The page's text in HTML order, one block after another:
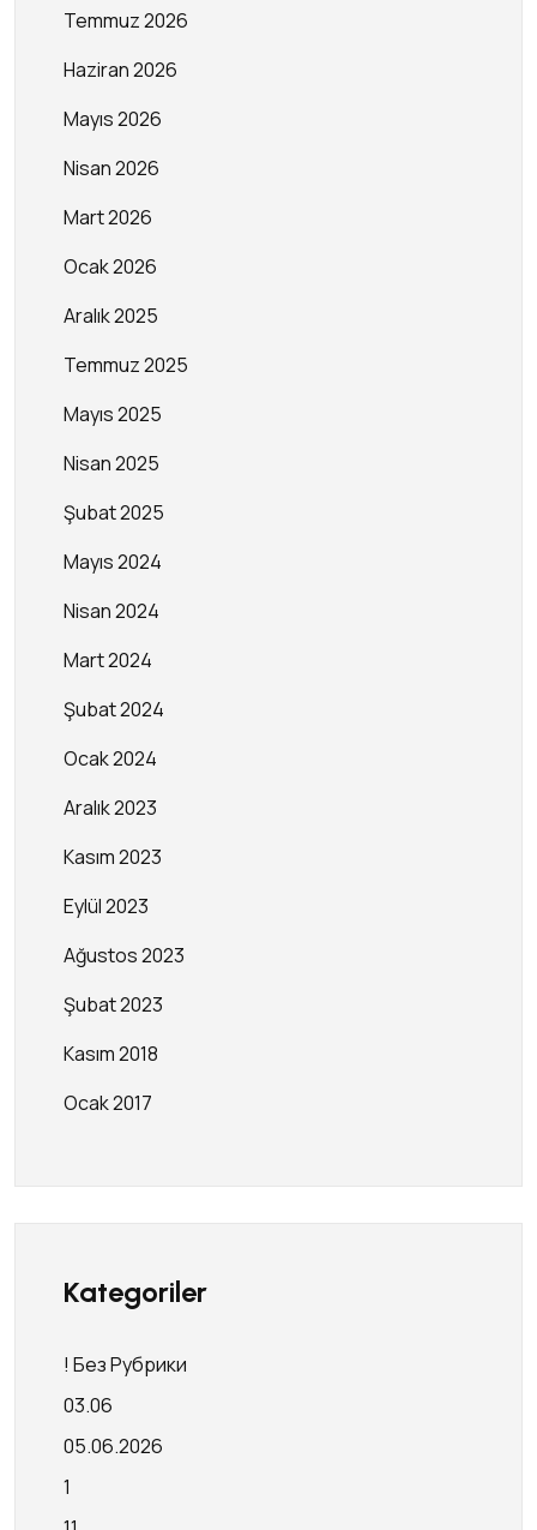
Temmuz 2026
Haziran 2026
Mayıs 2026
Nisan 2026
Mart 2026
Ocak 2026
Aralık 2025
Temmuz 2025
Mayıs 2025
Nisan 2025
Şubat 2025
Mayıs 2024
Nisan 2024
Mart 2024
Şubat 2024
Ocak 2024
Aralık 2023
Kasım 2023
Eylül 2023
Ağustos 2023
Şubat 2023
Kasım 2018
Ocak 2017
Kategoriler
! Без Рубрики
03.06
05.06.2026
1